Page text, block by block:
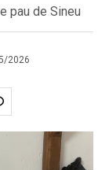
pau de Sineu
2026